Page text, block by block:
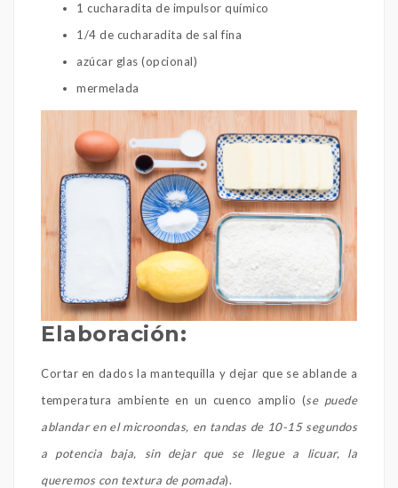
1 cucharadita de impulsor químico
1/4 de cucharadita de sal fina
azúcar glas (opcional)
mermelada
Elaboración:
Cortar en dados la mantequilla y dejar que se ablande a
temperatura ambiente en un cuenco amplio (se puede
ablandar en el microondas, en tandas de 10-15 segundos
a potencia baja, sin dejar que se llegue a licuar, la
queremos con textura de pomada).